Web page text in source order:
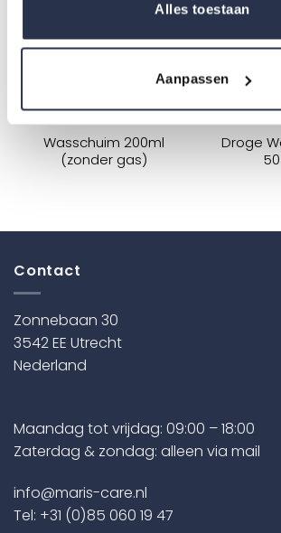
Alles toestaan
Aanpassen
Wasschuim 200ml
(zonder gas)
Droge
Contact
Zonnebaan 30
3542 EE Utrecht
Nederland
Maandag tot vrijdag: 09:00 – 18:00
Zaterdag & zondag: alleen via mail
info@maris-care.nl
Tel: +31 (0)85 060 19 47